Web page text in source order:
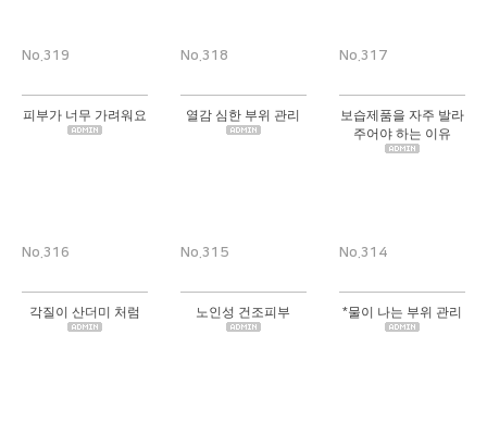
No.319
피부가 너무 가려워요
No.318
열감 심한 부위 관리
No.317
보습제품을 자주 발라
주어야 하는 이유
No.316
각질이 산더미 처럼
No.315
노인성 건조피부
No.314
*물이 나는 부위 관리